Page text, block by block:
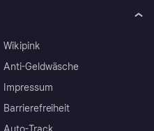
Wikipink
Anti-Geldwäsche
Impressum
Barrierefreiheit